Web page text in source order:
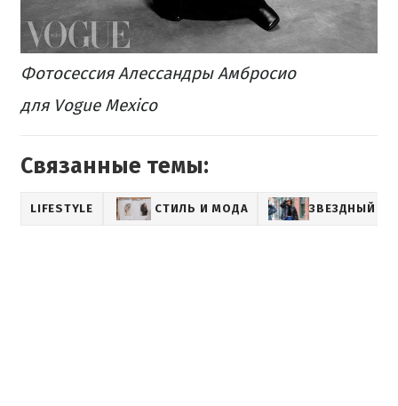
Фотосессия Алессандры Амбросио
для Vogue Mexico
Связанные темы:
LIFESTYLE СТИЛЬ И МОДА ЗВЕЗДНЫЙ